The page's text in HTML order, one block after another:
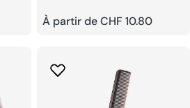
Prix
À partir de CHF 10.80